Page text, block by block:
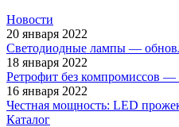
Новости
20 января 2022
Светодиодные лампы —
18 января 2022
Ретрофит без компромиссов
16 января 2022
Честная мощность: LED
Каталог